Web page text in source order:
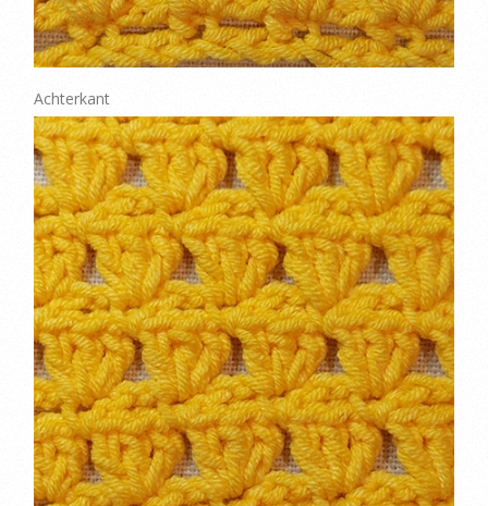
Achterkant